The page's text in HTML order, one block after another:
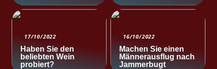
17/10/2022
Haben Sie den
beliebten Wein
probiert?
16/10/2022
Machen Sie einen
Männerausflug nach
Jammerbugt